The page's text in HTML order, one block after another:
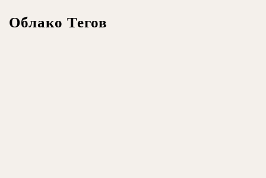
Облако Тегов